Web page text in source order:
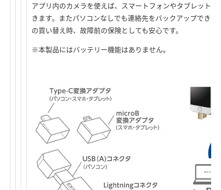
アプリ内のカメラを使えば、スマートフォンやタブレット
きます。またパソコンなしでも連絡先をバックアップでき
の買い替え時、故障前の保険としても安心です。
※本製品にはバッテリー機能はありません。